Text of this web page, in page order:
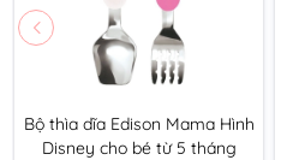
Bộ thìa dĩa Edison Mama Hình
Disney cho bé từ 5 tháng